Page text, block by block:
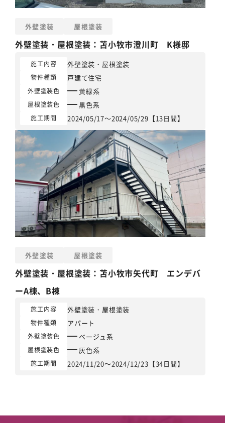
外壁塗装 屋根塗装
外壁塗装 ・ 屋根塗装 ：苫小牧市澄川町 K様邸
施工内容 外壁塗装 ・ 屋根塗装
物件種類 戸建て住宅
外壁塗装色 黄緑系
屋根塗装色 黒色系
施工期間 2024/05/17～2024/05/29【13日間】
外壁塗装 屋根塗装
外壁塗装 ・ 屋根塗装 ：苫小牧市矢代町 エンデバ
ーA棟、B棟
施工内容 外壁塗装 ・ 屋根塗装
物件種類 アパート
外壁塗装色 ベージュ系
屋根塗装色 灰色系
施工期間 2024/11/20～2024/12/23【34日間】